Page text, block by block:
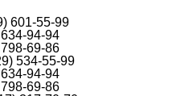
601-55-99
94-94
69-86
534-55-99
94-94
69-86